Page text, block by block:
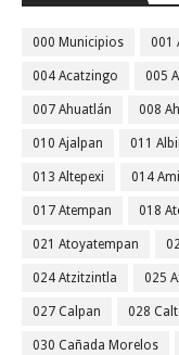
000 Municipios 001
004 Acatzingo 005
007 Ahuatlán 008
010 Ajalpan 011
013 Altepexi 014
017 Atempan 018
021 Atoyatempan
024 Atzitzintla 025
027 Calpan 028
030 Cañada Morelos